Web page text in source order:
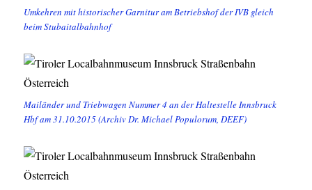
Umkehren mit historischer Garnitur am Betriebshof der IVB gleich
beim Stubaitalbahnhof
Mailänder und Triebwagen Nummer 4 an der Haltestelle Innsbruck
Hbf am 31.10.2015 (Archiv Dr. Michael Populorum, DEEF)